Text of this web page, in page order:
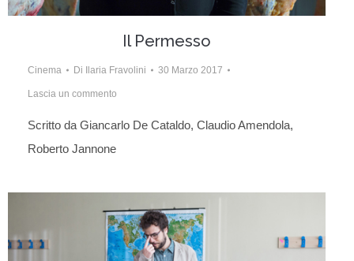
Il Permesso
Cinema Di Ilaria Fravolini 30 Marzo 2017
Lascia un commento
Scritto da Giancarlo De Cataldo, Claudio Amendola,
Roberto Jannone